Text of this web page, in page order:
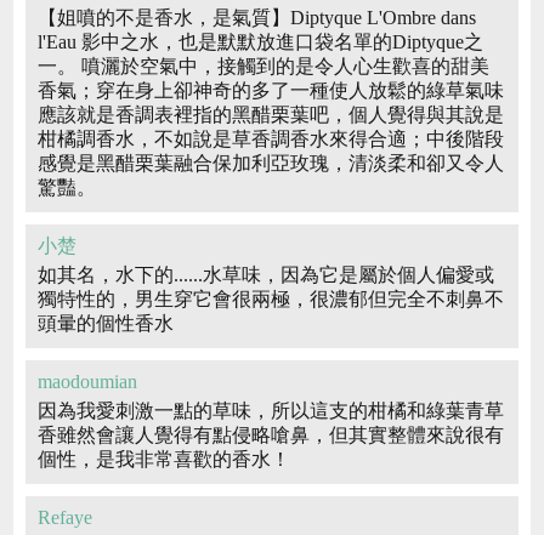
【姐噴的不是香水，是氣質】Diptyque L'Ombre dans
l'Eau 影中之水，也是默默放進口袋名單的Diptyque之
一。 噴灑於空氣中，接觸到的是令人心生歡喜的甜美
香氣；穿在身上卻神奇的多了一種使人放鬆的綠草氣味
應該就是香調表裡指的黑醋栗葉吧，個人覺得與其說是
柑橘調香水，不如說是草香調香水來得合適；中後階段
感覺是黑醋栗葉融合保加利亞玫瑰，清淡柔和卻又令人
驚豔。
小楚
如其名，水下的......水草味，因為它是屬於個人偏愛或
獨特性的，男生穿它會很兩極，很濃郁但完全不刺鼻不
頭暈的個性香水
maodoumian
因為我愛刺激一點的草味，所以這支的柑橘和綠葉青草
香雖然會讓人覺得有點侵略嗆鼻，但其實整體來說很有
個性，是我非常喜歡的香水！
Refaye